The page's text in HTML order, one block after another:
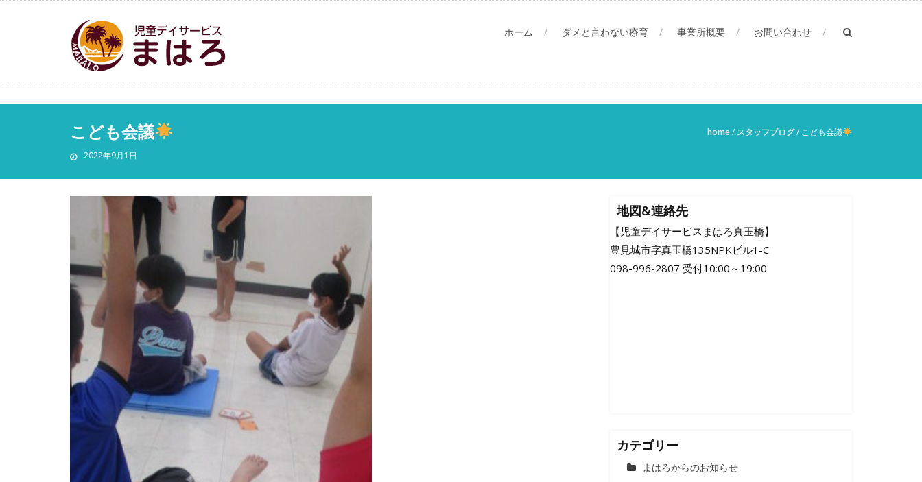
ホーム ダメと言わない療育 事業所概要 お問い合わせ
こども会議
2022年9月1日
home/ スタッフブログ/ こども会議
地図&連絡先
【児童デイサービスまはろ真玉橋】
豊見城市字真玉橋135NPKビル1-C
098-996-2807 受付10:00～19:00
カテゴリー
まはろからのお知らせ